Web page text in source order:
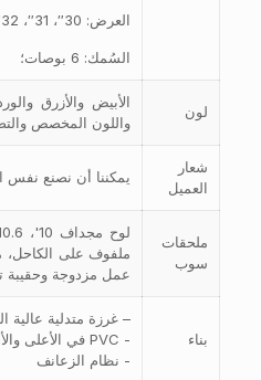
العرض: 30″، 31″، 32″، 33″
السُمك: 6 بوصات؛
لون
الأبيض والأزرق
واللون المخصص
شعار
العميل
يمكننا أن نصنع نفس
ملحقات
سوب
ملفوف على الكاحل،
عمل مزدوجة وحقيبة
بناء
– غرزة متدلية عالية
- PVC في الأعلى والأسفل والجانب
- نظام الزعانف